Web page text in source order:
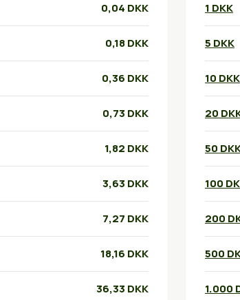
0,04 DKK
0,18 DKK
0,36 DKK
0,73 DKK
1,82 DKK
3,63 DKK
7,27 DKK
18,16 DKK
36,33 DKK
1 DKK
5 DKK
10 DKK
20
50
100
200
500
1.000